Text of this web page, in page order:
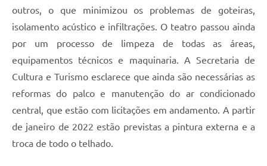
Arquivos para Download
Contas Públicas
Links Úteis
outros, o que minimizou os problemas de goteiras,
isolamento acústico e infiltrações. O teatro passou ainda
por um processo de limpeza de todas as áreas,
equipamentos técnicos e maquinaria. A Secretaria de
Cultura e Turismo esclarece que ainda são necessárias as
reformas do palco e manutenção do ar condicionado
central, que estão com licitações em andamento. A partir
de janeiro de 2022 estão previstas a pintura externa e a
troca de todo o telhado.